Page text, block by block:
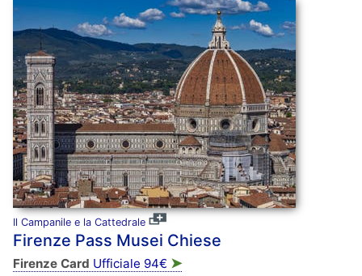
Il Campanile e la Cattedrale
Firenze Pass Musei Chiese
Firenze Card Ufficiale 94€ ➤